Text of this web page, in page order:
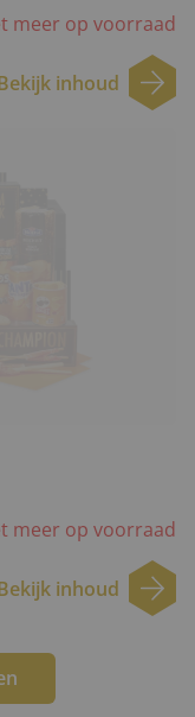
meer op voorraad
inhoud
meer op voorraad
inhoud